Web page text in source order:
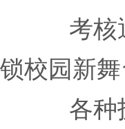
考核
锁校园新
各种